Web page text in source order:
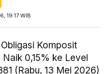
19:17 WIB
Komposit
Naik 0,15% ke Level
(Rabu, 13 Mei 2026)